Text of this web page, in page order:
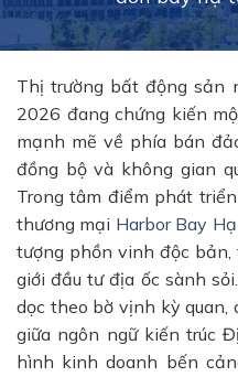
Thị trường bất động sản
2026 đang chứng kiến
mạnh mẽ về phía bán
đồng bộ và không gian
Trong tâm điểm phát
thương mại Harbor Bay
tượng phồn vinh độc bản,
giới đầu tư địa ốc sành
dọc theo bờ vịnh kỳ
giữa ngôn ngữ kiến trúc
hình kinh doanh bến